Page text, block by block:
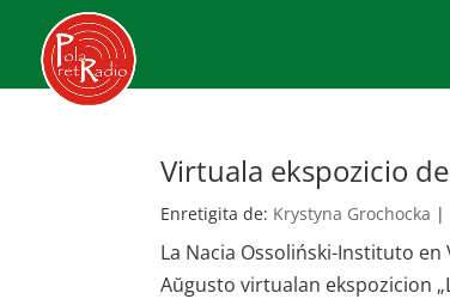
Virtuala ekspozicio
Enretigita de: Krystyna Grochocka |
La Nacia Ossoliński-Instituto
Aŭgusto virtualan ekspozicion